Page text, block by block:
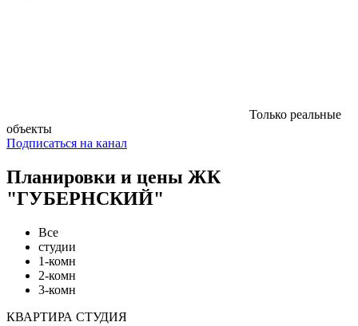
Только реальные
объекты
Подписаться на канал
Планировки и цены ЖК
"ГУБЕРНСКИЙ"
Все
студии
1-комн
2-комн
3-комн
КВАРТИРА СТУДИЯ